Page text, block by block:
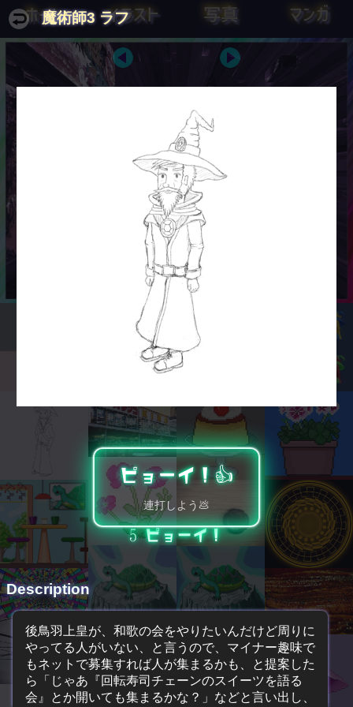
ホーム イラスト 写真 マンガ
魔術師3 ラフ
ピョーイ！👍️
連打しよう💩
5ピョーイ！
Description
後鳥羽上皇が、和歌の会をやりたいんだけど周りに
やってる人がいない、と言うので、マイナー趣味で
もネットで募集すれば人が集まるかも、と提案した
ら「じゃあ『回転寿司チェーンのスイーツを語る
会』とか開いても集まるかな？」などと言い出し、